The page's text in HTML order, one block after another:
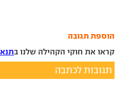
הוספת תגובה
קראו את חוקי הקהילה שלנו ב
תגובות לכתבה